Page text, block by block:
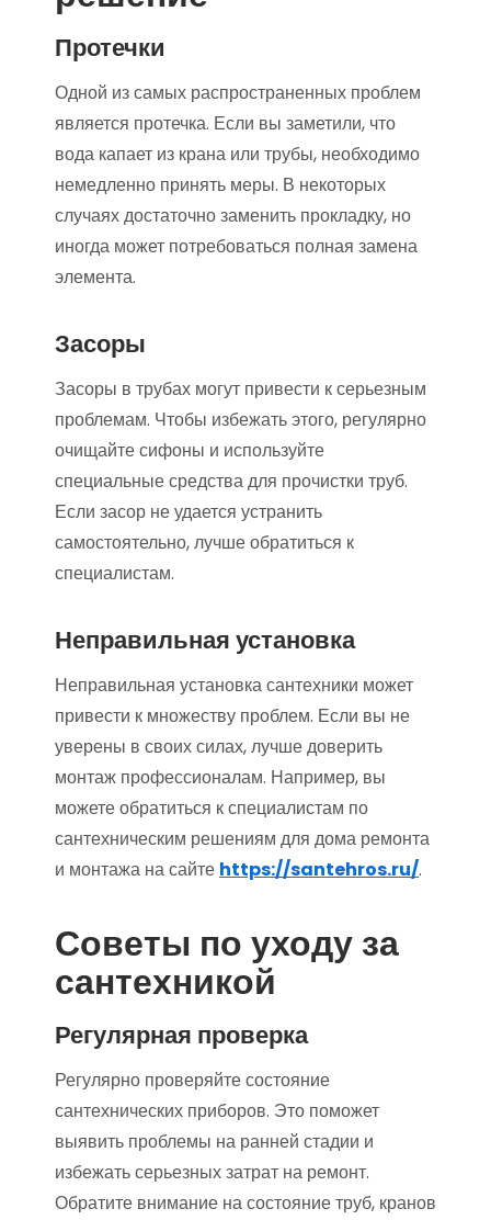
Протечки
Одной из самых распространенных проблем
является протечка. Если вы заметили, что
вода капает из крана или трубы, необходимо
немедленно принять меры. В некоторых
случаях достаточно заменить прокладку, но
иногда может потребоваться полная замена
элемента.
Засоры
Засоры в трубах могут привести к серьезным
проблемам. Чтобы избежать этого, регулярно
очищайте сифоны и используйте
специальные средства для прочистки труб.
Если засор не удается устранить
самостоятельно, лучше обратиться к
специалистам.
Неправильная установка
Неправильная установка сантехники может
привести к множеству проблем. Если вы не
уверены в своих силах, лучше доверить
монтаж профессионалам. Например, вы
можете обратиться к специалистам по
сантехническим решениям для дома ремонта
и монтажа на сайте https://santehros.ru/.
Советы по уходу за
сантехникой
Регулярная проверка
Регулярно проверяйте состояние
сантехнических приборов. Это поможет
выявить проблемы на ранней стадии и
избежать серьезных затрат на ремонт.
Обратите внимание на состояние труб, кранов